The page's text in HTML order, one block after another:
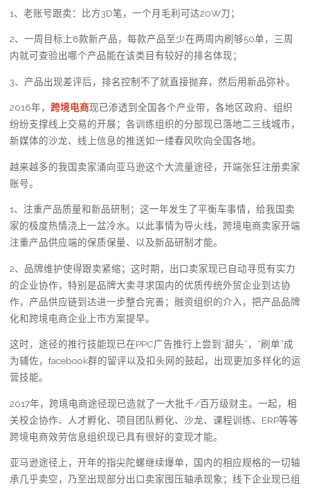
1、老账号跟卖：比方3D笔，一个月毛利可达20W刀；
2、一周目标上8款新产品，每款产品至少在两周内刷够50单，三周
内就可查验出哪个产品能在该类目有较好的排名体现；
3、产品出现差评后，排名控制不了就直接抛弃，然后用新品弥补。
2016年， 跨境电商现已渗透到全国各个产业带，各地区政府、组织
纷纷支撑线上交易的开展；各训练组织的分部现已落地二三线城市，
新媒体的沙龙、线上信息的推送如一缕春风吹向全国各地。
越来越多的我国卖家涌向亚马逊这个大流量途径，开端张狂注册卖家
账号。
1、注重产品质量和新品研制；这一年发生了平衡车事情，给我国卖
家的极度热情浇上一盆冷水。以此事情为导火线，跨境电商卖家开端
注重产品供应端的保质保量、以及新品研制才能。
2、品牌维护使得跟卖紧缩；这时期，出口卖家现已自动寻觅有实力
的企业协作，特别是品牌大卖寻求国内的优质传统外贸企业到达协
作，产品供应链到达进一步整合完善；融资组织的介入，把产品品牌
化和跨境电商企业上市方案提早。
这时，途径的推行技能现已在PPC广告推行上尝到“甜头”，“刷单”成
为辅佐，facebook群的留评以及扣头网的鼓起，出现更加多样化的运
营技能。
2017年，跨境电商途径现已造就了一大批千/百万级财主。一起，相
关校企协作、人才孵化、项目团队孵化、沙龙、课程训练、ERP等等
跨境电商效劳信息组织现已具有很好的变现才能。
亚马逊途径上，开年的指尖陀螺继续爆单，国内的相应规格的一切轴
承几乎卖空，乃至出现部分出口卖家囤压轴承现象；线下企业现已组